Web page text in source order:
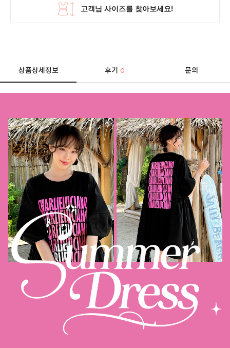
상품상세정보 후기0 문의